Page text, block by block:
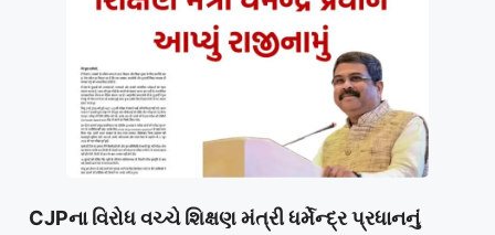
CJPના વિરોધ વચ્ચે શિક્ષણ મંત્રી ધર્મેન્દ્ર પ્રધાનનું